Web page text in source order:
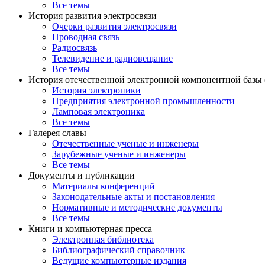
Все темы
История развития электросвязи
Очерки развития электросвязи
Проводная связь
Радиосвязь
Телевидение и радиовещание
Все темы
История отечественной электронной компонентной
История электроники
Предприятия электронной промышленности
Ламповая электроника
Все темы
Галерея славы
Отечественные ученые и инженеры
Зарубежные ученые и инженеры
Все темы
Документы и публикации
Материалы конференций
Законодательные акты и постановления
Нормативные и методические документы
Все темы
Книги и компьютерная пресса
Электронная библиотека
Библиографический справочник
Ведущие компьютерные издания